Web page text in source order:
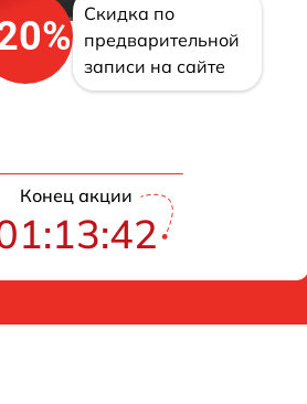
Скидка по
предварительной
записи на сайте
Конец акции